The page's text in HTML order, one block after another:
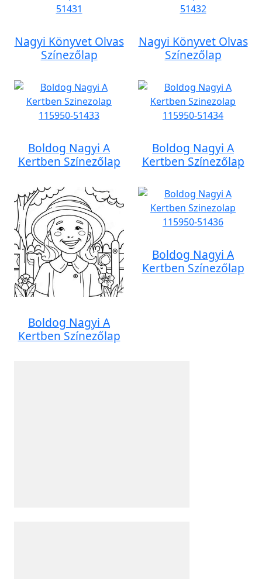
Nagyi Könyvet Olvas
Színezőlap
Nagyi Könyvet Olvas
Színezőlap
Boldog Nagyi A
Kertben Színezőlap
Boldog Nagyi A
Kertben Színezőlap
Boldog Nagyi A
Kertben Színezőlap
Boldog Nagyi A
Kertben Színezőlap